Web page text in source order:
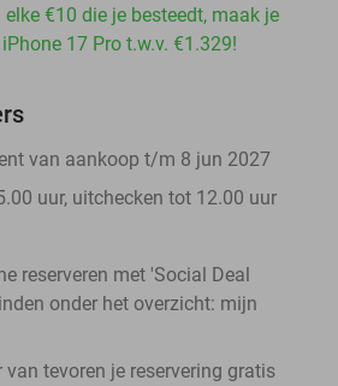
€10 die je besteedt, maak je
17 Pro t.w.v. €1.329!
van aankoop t/m 8 jun 2027
uur, uitchecken tot 12.00 uur
reserveren met 'Social Deal
onder het overzicht: mijn
tevoren je reservering gratis